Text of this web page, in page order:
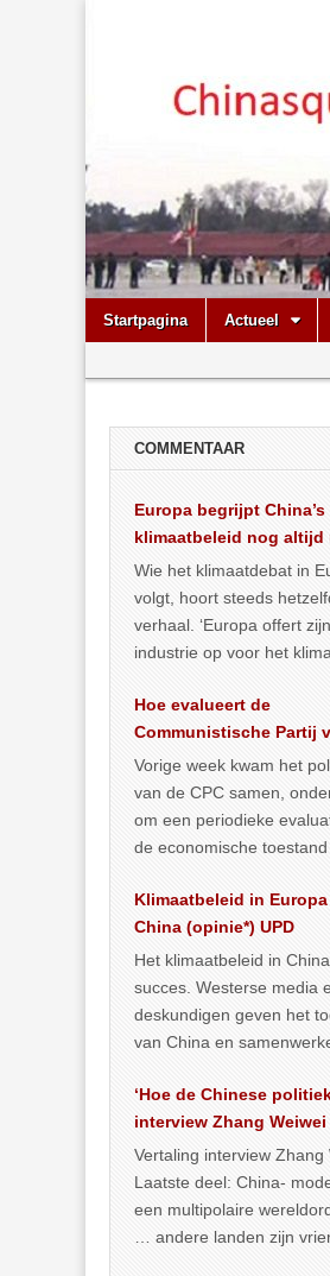
Main
menu
Skip
Startpagina Actueel
menu
COMMENTAAR
Europa begrijpt China’s
klimaatbeleid nog altijd
Wie het klimaatdebat in
volgt, hoort steeds
verhaal. ‘Europa offert zijn
industrie op voor het
vergroening… >> lees
Hoe evalueert de
Communistische Partij
China de economische
situatie?
Vorige week kwam het
van de CPC samen,
om een periodieke
de economische toestand
publiceerden… >> lees
Klimaatbeleid in
China (opinie*) UPD
Het klimaatbeleid in
succes. Westerse media
deskundigen geven het
van China en
… >> lees meer
‘Hoe de Chinese
interview Zhang Weiwei
Vertaling interview Zhang
Laatste deel: China-
een multipolaire
… andere landen zijn